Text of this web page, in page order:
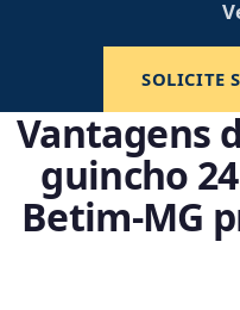
SOLICITE
Vantagens
guincho
Betim‑MG